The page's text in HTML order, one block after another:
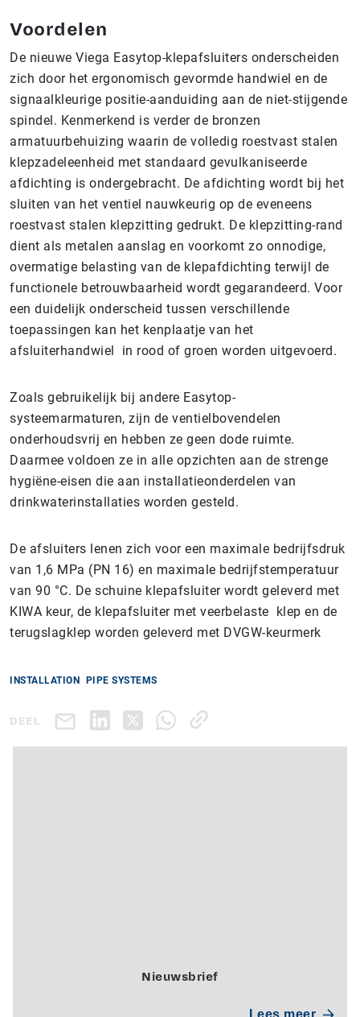
Voordelen
De nieuwe Viega Easytop-klepafsluiters onderscheiden
zich door het ergonomisch gevormde handwiel en de
signaalkleurige positie-aanduiding aan de niet-stijgende
spindel. Kenmerkend is verder de bronzen
armatuurbehuizing waarin de volledig roestvast stalen
klepzadeleenheid met standaard gevulkaniseerde
afdichting is ondergebracht. De afdichting wordt bij het
sluiten van het ventiel nauwkeurig op de eveneens
roestvast stalen klepzitting gedrukt. De klepzitting-rand
dient als metalen aanslag en voorkomt zo onnodige,
overmatige belasting van de klepafdichting terwijl de
functionele betrouwbaarheid wordt gegarandeerd. Voor
een duidelijk onderscheid tussen verschillende
toepassingen kan het kenplaatje van het
afsluiterhandwiel in rood of groen worden uitgevoerd.
Zoals gebruikelijk bij andere Easytop-
systeemarmaturen, zijn de ventielbovendelen
onderhoudsvrij en hebben ze geen dode ruimte.
Daarmee voldoen ze in alle opzichten aan de strenge
hygiëne-eisen die aan installatieonderdelen van
drinkwaterinstallaties worden gesteld.
De afsluiters lenen zich voor een maximale bedrijfsdruk
van 1,6 MPa (PN 16) en maximale bedrijfstemperatuur
van 90 °C. De schuine klepafsluiter wordt geleverd met
KIWA keur, de klepafsluiter met veerbelaste klep en de
terugslagklep worden geleverd met DVGW-keurmerk
INSTALLATION PIPE SYSTEMS
DEEL
Nieuwsbrief
Lees meer